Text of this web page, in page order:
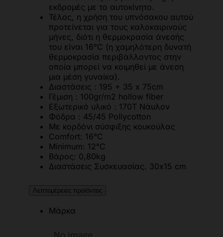
εκδρομές με το αυτοκίνητο.
Τέλος, η χρήση του υπνόσακου αυτού
προτείνεται για τους καλοκαιρινούς
μήνες, διότι η θερμοκρασία άνεσής
του είναι 16°C (η χαμηλότερη δυνατή
θερμοκρασία περιβάλλοντος στην
οποία μπορεί να κοιμηθεί με άνεση
μια μέση γυναίκα).
Διαστάσεις : 195 + 35 x 75cm
Γέμιση : 100gr/m2 hollow fiber
Εξωτερικό υλικό : 170Τ Νάυλον
Φόδρα : 45/45 Pollycotton
Με κορδόνι σύσφιξης κουκούλας
Comfort: 16°C
Minimum: 12°C
Βάρος: 0,80kg
Διαστάσεις Συσκευασίας. 30x15 cm
Λεπτομέρειες προϊόντος
Μάρκα